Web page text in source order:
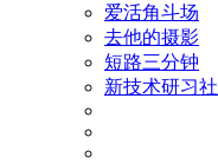
爱活角斗场
去他的摄影
短路三分钟
新技术研习社